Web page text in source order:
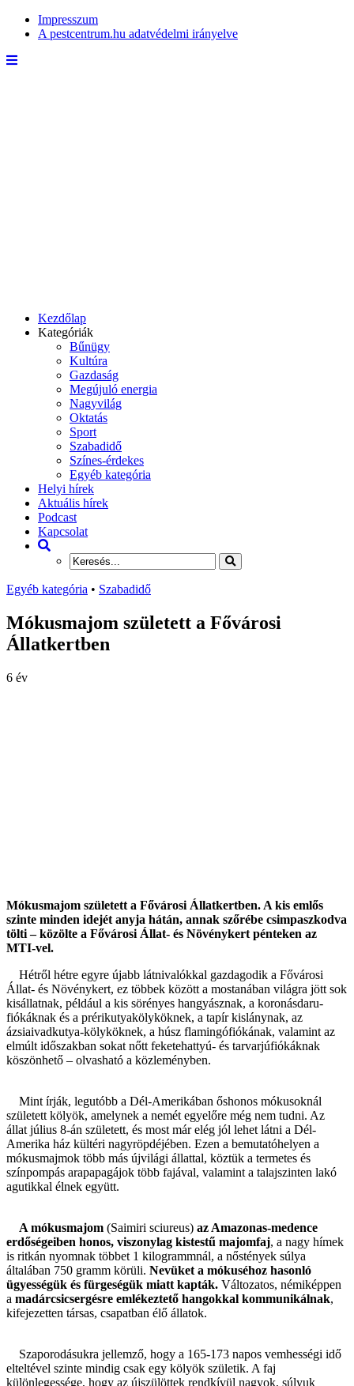
Impresszum
A pestcentrum.hu adatvédelmi irányelve
Kezdőlap
Kategóriák
Bűnügy
Kultúra
Gazdaság
Megújuló energia
Nagyvilág
Oktatás
Sport
Szabadidő
Színes-érdekes
Egyéb kategória
Helyi hírek
Aktuális hírek
Podcast
Kapcsolat
Egyéb kategória • Szabadidő
Mókusmajom született a Fővárosi
Állatkertben
6 év
Mókusmajom született a Fővárosi Állatkertben. A kis emlős
szinte minden idejét anyja hátán, annak szőrébe csimpaszkodva
tölti – közölte a Fővárosi Állat- és Növénykert pénteken az
MTI-vel.
Hétről hétre egyre újabb látnivalókkal gazdagodik a Fővárosi
Állat- és Növénykert, ez többek között a mostanában világra jött sok
kisállatnak, például a kis sörényes hangyásznak, a koronásdaru-
fiókáknak és a prérikutyakölyköknek, a tapír kislánynak, az
ázsiaivadkutya-kölyköknek, a húsz flamingófiókának, valamint az
elmúlt időszakban sokat nőtt feketehattyú- és tarvarjúfiókáknak
köszönhető – olvasható a közleményben.
Mint írják, legutóbb a Dél-Amerikában őshonos mókusoknál
született kölyök, amelynek a nemét egyelőre még nem tudni. Az
állat július 8-án született, és most már elég jól lehet látni a Dél-
Amerika ház kültéri nagyröpdéjében. Ezen a bemutatóhelyen a
mókusmajmok több más újvilági állattal, köztük a termetes és
színpompás arapapagájok több fajával, valamint a talajszinten lakó
agutikkal élnek együtt.
A mókusmajom (Saimiri sciureus) az Amazonas-medence
erdőségeiben honos, viszonylag kistestű majomfaj, a nagy hímek
is ritkán nyomnak többet 1 kilogrammnál, a nőstények súlya
általában 750 gramm körüli. Nevüket a mókuséhoz hasonló
ügyességük és fürgeségük miatt kapták. Változatos, némiképpen
a madárcsicsergésre emlékeztető hangokkal kommunikálnak,
kifejezetten társas, csapatban élő állatok.
Szaporodásukra jellemző, hogy a 165-173 napos vemhességi idő
elteltével szinte mindig csak egy kölyök születik. A faj
különlegessége, hogy az újszülöttek rendkívül nagyok, súlyuk